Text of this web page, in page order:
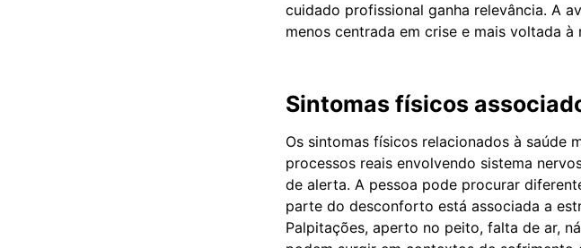
cuidado profissional ganha relevância. A
menos centrada em crise e mais voltada à
Sintomas físicos
Os sintomas físicos relacionados à saúde
processos reais envolvendo sistema
de alerta. A pessoa pode procurar
parte do desconforto está associada a
Palpitações, aperto no peito, falta de ar,